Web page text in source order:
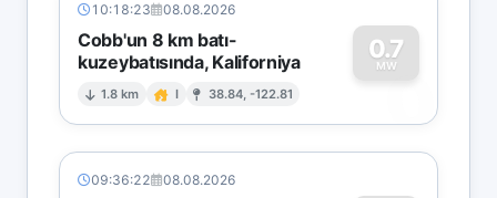
10:18:23 08.08.2026
Cobb'un 8 km batı-
kuzeybatısında, Kaliforniya
1.8 km I 38.84, -122.81
0.7
MW
0
09:36:22 08.08.2026